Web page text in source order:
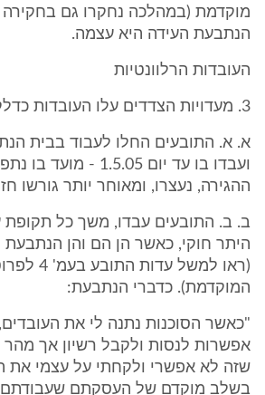
מוקדמת (במהלכה נחקרו גם בחקירה
הנתבעת העידה היא עצמה.
העובדות הרלוונטיות
3. מעדויות הצדדים עלו העובדות כדלקמן:
ועבדו בו עד יום
ההגירה, נעצרו, ומאוחר יותר גורשו
ב. ב. התובעים עבדו, משך כל תקופת
היתר חוקי, כאשר הן הם והן הנתבעת
(ראו למשל
המוקדמת). כדברי הנתבעת:
"כאשר הסוכנות נתנה לי את
אפשרות לנסות ולקבל רשיון אך מהר
שזה לא אפשרי ולקחתי על עצמי את
בשלב מוקדם של העסקתם שעבודתם